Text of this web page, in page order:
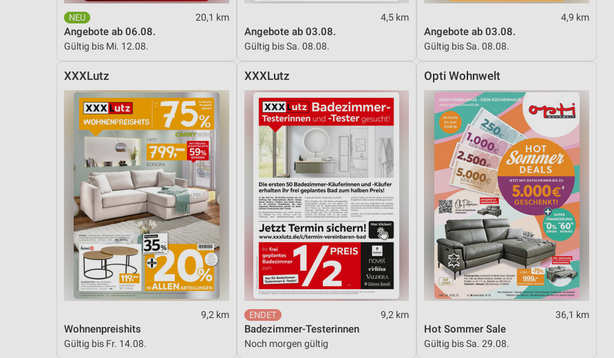
20,1 km
Angebote ab 06.08.
Gültig bis Mi. 12.08.
4,5 km
Angebote ab 03.08.
Gültig bis Sa. 08.08.
4,9 km
Angebote ab 03.08.
Gültig bis Sa. 08.08.
XXXLutz
9,2 km
Wohnenpreishits
Gültig bis Fr. 14.08.
XXXLutz
9,2 km
Badezimmer-Testerinnen
Noch morgen gültig
Opti Wohnwelt
36,1 km
Hot Sommer Sale
Gültig bis Sa. 29.08.
Funktional